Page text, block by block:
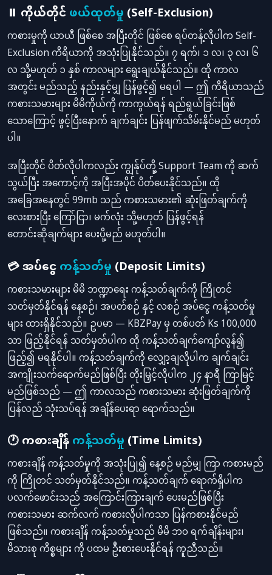
⏸️ ကိုယ်တိုင်ဖယ်ထုတ်မှု(Self-Exclusion)
ကစားမှုကို ယာယီ ဖြစ်စေ အပြီးတိုင် ဖြစ်စေ ရပ်တန့်လိုပါက Self-
Exclusion ကိရိယာကို အသုံးပြုနိုင်သည်။ ၇ ရက်၊ ၁ လ၊ ၃ လ၊ ၆
လ သို့မဟုတ် ၁ နှစ် ကာလများ ရွေးချယ်နိုင်သည်။ ထို ကာလ
အတွင်း မည်သည့် နည်းနှင့်မျှ ပြန်ဖွင့်၍ မရပါ — ဤ ကိရိယာသည်
ကစားသမားများ မိမိကိုယ်ကို ကာကွယ်ရန် ရည်ရွယ်ခြင်းဖြစ်
သောကြောင့် ဖွင့်ပြီးနောက် ချက်ချင်း ပြန်ဖျက်သိမ်းနိုင်မည် မဟုတ်
ပါ။
အပြီးတိုင် ပိတ်လိုပါကလည်း ကျွန်ုပ်တို့ Support Team ကို ဆက်
သွယ်ပြီး အကောင့်ကို အပြီးအပိုင် ပိတ်ပေးနိုင်သည်။ ထို
အခြေအနေတွင် 99mb သည် ကစားသမား၏ ဆုံးဖြတ်ချက်ကို
လေးစားပြီး ကြော်ငြာ၊ မက်လုံး သို့မဟုတ် ပြန်ဖွင့်ရန်
တောင်းဆိုချက်များ ပေးပို့မည် မဟုတ်ပါ။
💳 အပ်ငွေကန့်သတ်မှု(Deposit Limits)
ကစားသမားများ မိမိ ဘဏ္ဍာရေး ကန့်သတ်ချက်ကို ကြိုတင်
သတ်မှတ်နိုင်ရန် နေ့စဉ်၊ အပတ်စဉ် နှင့် လစဉ် အပ်ငွေ ကန့်သတ်မှု
များ ထားရှိနိုင်သည်။ ဥပမာ — KBZPay မှ တစ်ပတ် Ks 100,000
သာ ဖြည့်နိုင်ရန် သတ်မှတ်ပါက ထို ကန့်သတ်ချက်ကျော်လွန်၍
ဖြည့်၍ မရနိုင်ပါ။ ကန့်သတ်ချက်ကို လျှော့ချလိုပါက ချက်ချင်း
အကျိုးသက်ရောက်မည်ဖြစ်ပြီး တိုးမြှင့်လိုပါက ၂၄ နာရီ ကြာမြင့်
မည်ဖြစ်သည် — ဤ ကာလသည် ကစားသမား ဆုံးဖြတ်ချက်ကို
ပြန်လည် သုံးသပ်ရန် အချိန်ပေးရာ ရောက်သည်။
🕐 ကစားချိန်ကန့်သတ်မှု(Time Limits)
ကစားချိန် ကန့်သတ်မှုကို အသုံးပြု၍ နေ့စဉ် မည်မျှ ကြာ ကစားမည်
ကို ကြိုတင် သတ်မှတ်နိုင်သည်။ ကန့်သတ်ချက် ရောက်ရှိပါက
ပလက်ဖောင်းသည် အကြောင်းကြားချက် ပေးမည်ဖြစ်ပြီး
ကစားသမား ဆက်လက် ကစားလိုပါကသာ ပြန်ကစားနိုင်မည်
ဖြစ်သည်။ ကစားချိန် ကန့်သတ်မှုသည် မိမိ ဘဝ ရက်ချိန်းများ၊
မိသားစု ကိစ္စများ ကို ပထမ ဦးစားပေးနိုင်ရန် ကူညီသည်။